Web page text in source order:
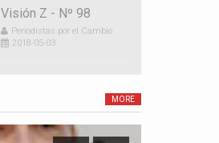
Visión Z - Nº 98
Periodistas por el Cambio
2018-05-03
MORE